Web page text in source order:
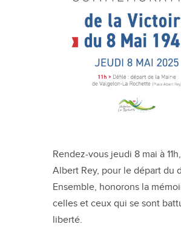
Rendez-vous jeudi 8 mai à
Albert Rey, pour le départ du
Ensemble, honorons la
celles et ceux qui se sont
liberté.